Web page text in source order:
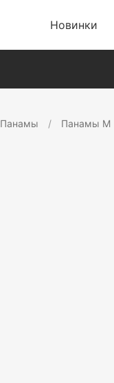
Новинки
Панамы Панамы M